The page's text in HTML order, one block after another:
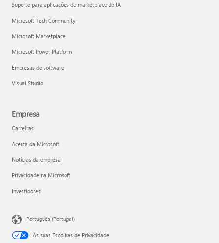
Suporte para aplicações do marketplace de IA
Microsoft Tech Community
Microsoft Marketplace
Microsoft Power Platform
Empresas de software
Visual Studio
Empresa
Carreiras
Acerca da Microsoft
Notícias da empresa
Privacidade na Microsoft
Investidores
Português (Portugal)
As suas Escolhas de Privacidade